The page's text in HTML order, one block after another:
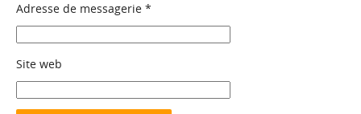
Adresse de messagerie *
Site web